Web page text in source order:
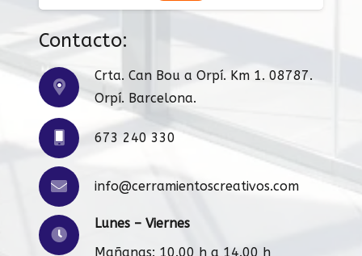
Contacto:
Crta. Can Bou a Orpí. Km 1. 08787.
Orpí. Barcelona.
673 240 330
info@cerramientoscreativos.com
Lunes – Viernes
Mañanas: 10.00 h a 14.00 h